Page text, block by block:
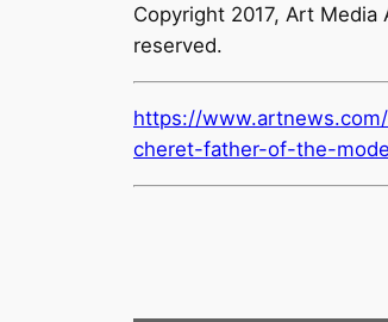
Copyright 2017, Art Media
reserved.
https://
cheret-father-of-the-